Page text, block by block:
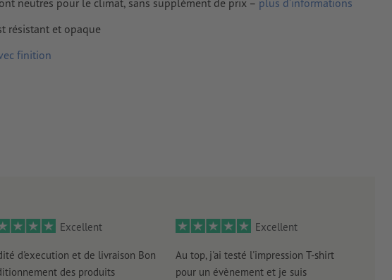
ainsi pas imprimés
résistant et opaque
finition
Excellent
d'execution et de livraison Bon
des produits
Excellent
Au top, j'ai testé l'impression T-shirt
pour un évènement et je suis